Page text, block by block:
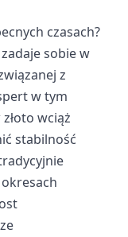
czasach?
sobie w
z
w tym
wciąż
stabilność